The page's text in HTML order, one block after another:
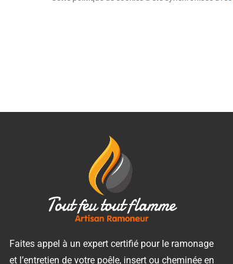
Faites appel à un expert certifié pour le ramonage
et l’entretien de votre poêle, insert ou cheminée en